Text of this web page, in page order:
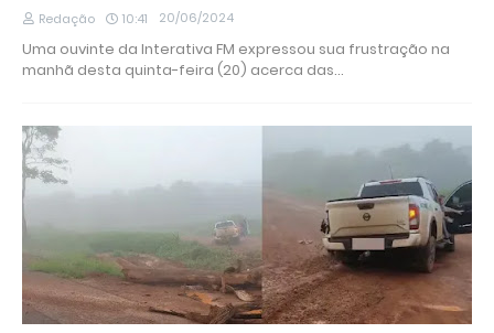
Redação 10:41 20/06/2024
Uma ouvinte da Interativa FM expressou sua frustração na
manhã desta quinta-feira (20) acerca das…